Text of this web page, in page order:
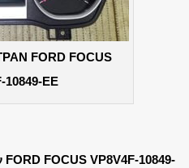
FORD FOCUS
10849-EE
FOCUS VP8V4F-10849-